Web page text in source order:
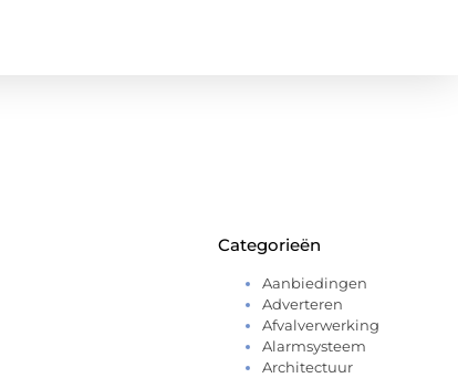
Categorieën
Aanbiedingen
Adverteren
Afvalverwerking
Alarmsysteem
Architectuur